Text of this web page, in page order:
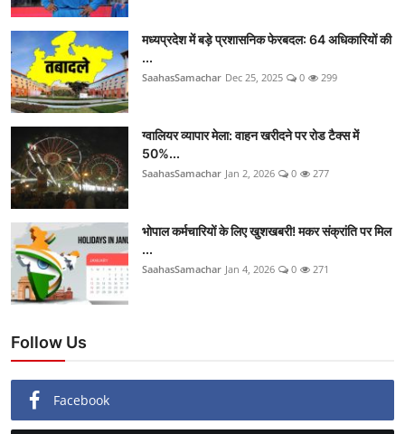
मध्यप्रदेश में बड़े प्रशासनिक फेरबदल: 64 अधिकारियों की
...
SaahasSamachar Dec 25, 2025 0 299
ग्वालियर व्यापार मेला: वाहन खरीदने पर रोड टैक्स में
50%...
SaahasSamachar Jan 2, 2026 0 277
भोपाल कर्मचारियों के लिए खुशखबरी! मकर संक्रांति पर मिल
...
SaahasSamachar Jan 4, 2026 0 271
Follow Us
Facebook